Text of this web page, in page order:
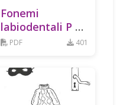
Fonemi
labiodentali P e
B PDF 401